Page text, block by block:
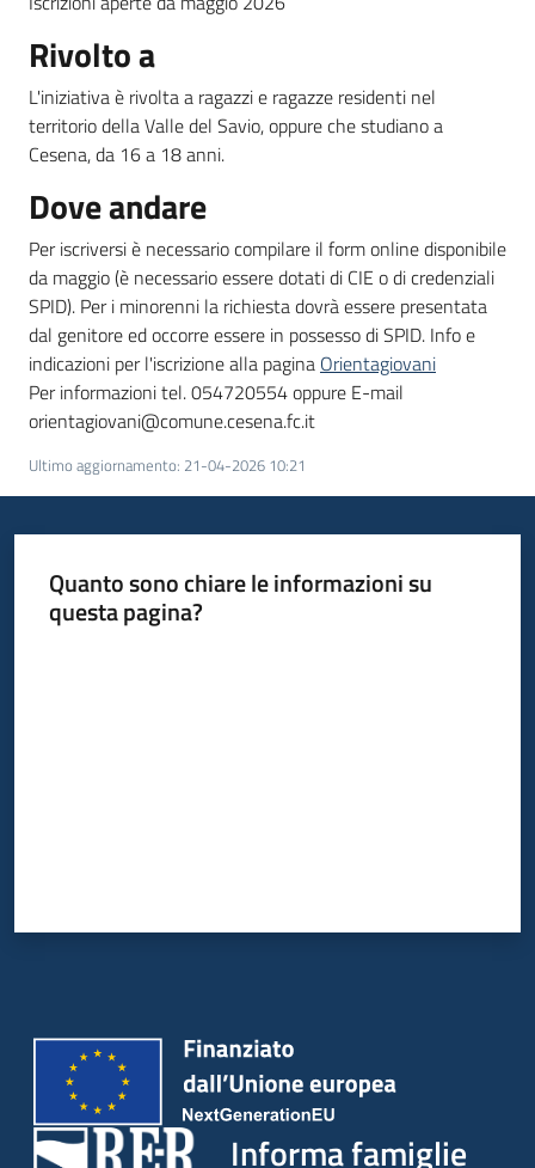
Rivolto a
L'iniziativa è rivolta a ragazzi e ragazze residenti nel
territorio della Valle del Savio, oppure che studiano a
Cesena, da 16 a 18 anni.
Dove andare
Per iscriversi è necessario compilare il form online disponibile
da maggio (è necessario essere dotati di CIE o di credenziali
SPID). Per i minorenni la richiesta dovrà essere presentata
dal genitore ed occorre essere in possesso di SPID. Info e
indicazioni per l'iscrizione alla pagina Orientagiovani
Per informazioni tel. 054720554 oppure E-mail
orientagiovani@comune.cesena.fc.it
Ultimo aggiornamento: 21-04-2026 10:21
Quanto sono chiare le informazioni su
questa pagina?
Informa famiglie